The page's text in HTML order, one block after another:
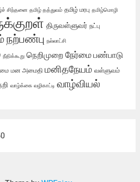
சிந்தனை தமிழ் தத்துவம் தமிழ் மரபு தமிழ்மொழி
திருவள்ளுவர் நட்பு
நற்பண்பு நல்லாட்சி
நீதிக்கூறு நெறிமுறை நேர்மை பண்பாடு
மன அமைதி மனிதநேயம் வள்ளுவம்
வாழ்க்கை வழிகாட்டி வாழ்வியல்